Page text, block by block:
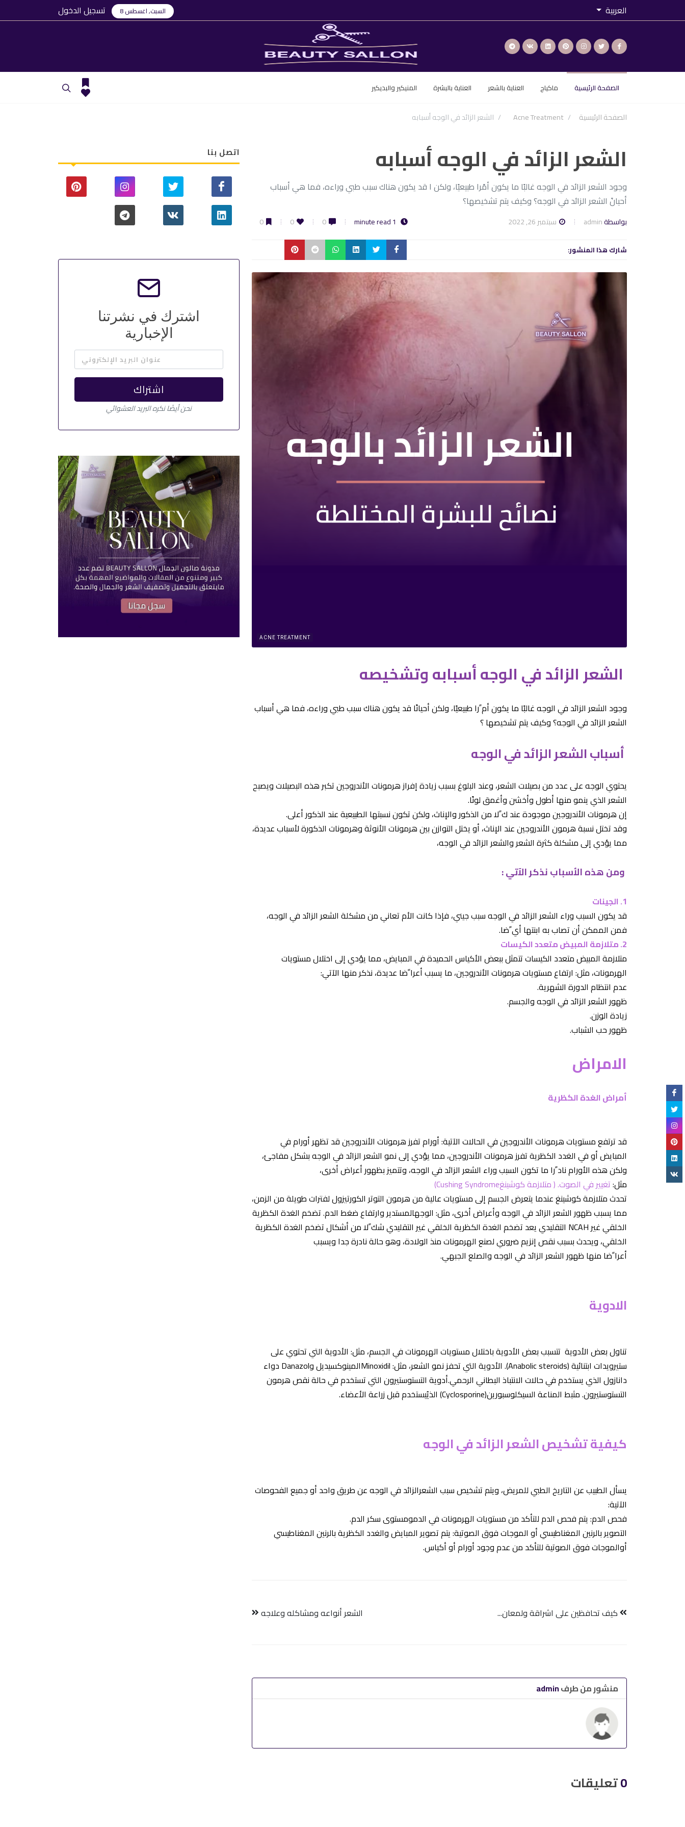
العربية السبت, اغسطس 8 تسجيل الدخول
الصفحة الرئيسية ماكياج العناية بالشعر العناية بالبشرة المنيكير والبديكير
الصفحة الرئيسية Acne Treatment الشعر الزائد في الوجه أسبابه
الشعر الزائد في الوجه أسبابه
وجود الشعر الزائد في الوجه غالبًا ما يكون أمًرا طبيعيًا، ولكن ا قد يكون هناك سبب طبي وراءه، فما هي أسباب
أحيانً الشعر الزائد في الوجه؟ وكيف يتم تشخيصها؟
بواسطةadmin سبتمبر 26, 2022 0
0
0
شارك هذا المنشور:
ACNE TREATMENT
الشعر الزائد في الوجه أسبابه وتشخيصه
وجود الشعر الزائد في الوجه غالبًا ما يكون أم ًرا طبيعيًا، ولكن أحيانًا قد يكون هناك سبب طبي وراءه، فما هي أسباب
الشعر الزائد في الوجه؟ وكيف يتم تشخيصها؟
أسباب الشعر الزائد في الوجه
يحتوي الوجه على عدد من بصيلات الشعر، وعند البلوغ بسببزيادة إفراز هرمونات الأندروجين تكبر هذه البصيلات ويصبح
الشعر الذي ينمو منها أطول وأخشن وأغمق لونًا.
إن هرمونات الأندروجين موجودة عند ك ًلا من الذكور والإناث، ولكنتكون نسبتها الطبيعية عند الذكور أعلى.
وقد تختل نسبة هرمون الأندروجين عند الإناث، أو يختل التوازن بينهرمونات الأنوثة وهرمونات الذكورة لأسباب عديدة،
مما يؤدي إلى مشكلة كثرة الشعر والشعر الزائد في الوجه،
ومن هذه الأسباب نذكر الآتي:
1. الجينات
قد يكون السبب وراء الشعر الزائد في الوجه سبب جيني، فإذا كانت الأم تعاني من مشكلة الشعر الزائد في الوجه،
فمن الممكن أن تصاب به ابنتها أي ًضا.
2. متلازمة المبيض متعدد الكيسات
متلازمة المبيض متعدد الكيسات تتمثل ببعض الأكياس الحميدةفي المبايض، مما يؤدي إلى اختلال مستويات
الهرمونات، مثل: ارتفاع مستويات هرمونات الأندروجين، ما يسبب أعرا ًضا عديدة، نذكر منها الآتي:
عدم انتظام الدورة الشهرية.
ظهور الشعر الزائد في الوجه والجسم.
زيادة الوزن.
ظهور حب الشباب.
الامراض
أمراض الغدة الكظرية
قد ترتفع مستويات هرمونات الأندروجين في الحالات الآتية: أورام تفرز هرمونات الأندروجين قد تظهر أورام في
المبايض أو في الغدد الكظرية تفرز هرمونات الأندروجين، مما يؤدي إلى نمو الشعر الزائد في الوجه بشكل مفاجئ،
ولكن هذه الأورام ناد ًرا ما تكون السبب وراء الشعر الزائد في الوجه، وتتميز بظهور أعراض أخرى،
مثل:تغيير في الصوت.( متلازمة كوشينغCushing Syndrome)
تحدث متلازمة كوشينغ عندما يتعرض الجسم إلى مستويات عالية من هرمون التوتر الكورتيزول لفترات طويلة من الزمن،
مما يسبب ظهور الشعر الزائد في الوجه وأعراض أخرى، مثل: الوجهالمستدير وارتفاع ضغط الدم. تضخم الغدة الكظرية
الخلقي غيرNCAH التقليدي يعد تضخم الغدة الكظرية الخلقي غير التقليدي شك ًلا من أشكال تضخم الغدة الكظرية
الخلقي، ويحدث بسبب نقص إنزيم ضروري لصنع الهرمونات منذ الولادة، وهو حالة نادرة جدا ويسبب
أعرا ًضا منها ظهور الشعر الزائد في الوجه والصلع الجبهي.
الادوية
تناول بعض الأدوية تتسبب بعض الأدوية باختلال مستويات الهرمونات في الجسم، مثل: الأدوية التي تحتوي على
ستيرويدات ابتنائية (Anabolic steroids). الأدوية التي تحفز نمو الشعر، مثل:Minoxidilالمينوكسيديل وDanazol دواء
دانازول الذي يستخدم في حالات الانتباذ البطاني الرحمي.أدوية التستوستيرون التي تستخدم في حالة نقص هرمون
التستوستيرون. مثبط المناعة السيكلوسبورين(Cyclosporine) الذيُيستخدم قبل زراعة الأعضاء.
كيفية تشخيص الشعر الزائد في الوجه
يسأل الطبيب عن التاريخ الطبي للمريض، ويتم تشخيص سبب الشعرالزائد في الوجه عن طريق واحد أو جميع الفحوصات
الآتية:
فحص الدم: يتم فحص الدم للتأكد من مستويات الهرمونات في الدمومستوى سكر الدم.
التصوير بالرنين المغناطيسي أو الموجات فوق الصوتية: يتم تصوير المبايض والغدد الكظرية بالرنين المغناطيسي
أوالموجات فوق الصوتية للتأكد من عدم وجود أورام أو أكياس.
كيف تحافظين على اشراقة ولمعان... الشعر أنواعه ومشاكله وعلاجه
منشور من طرفadmin
0تعليقات
اتصل بنا
اشترك في نشرتنا
الإخبارية
عنوان البريد الإلكتروني
اشتراك
نحن أيضًا نكره البريد العشوائي